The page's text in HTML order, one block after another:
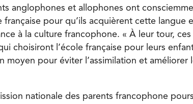
anglophones et allophones ont
française pour qu’ils acquièrent cette langue
à la culture francophone. « À leur tour,
choisiront l’école française pour leurs
moyen pour éviter l’assimilation et améliorer
nationale des parents francophone